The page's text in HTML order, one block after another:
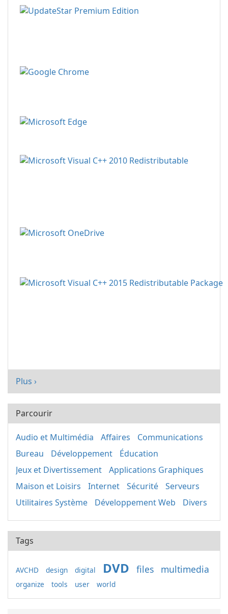
Plus ›
Parcourir
Audio et Multimédia Affaires
Communications
Bureau
Développement
Éducation
Jeux et Divertissement
Applications Graphiques
Maison et Loisirs
Internet Sécurité
Serveurs
Utilitaires Système
Développement Web Divers
Tags
AVCHD design digital DVD files multimedia
organize tools user world